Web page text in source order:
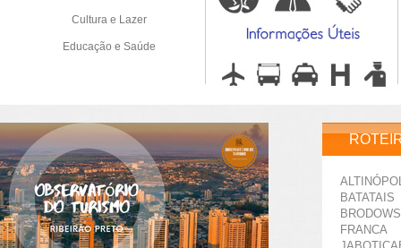
Cultura e Lazer
Educação e Saúde
BATATAIS
FRANCA